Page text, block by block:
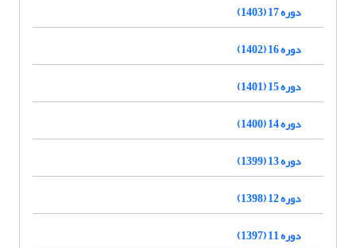
دوره 17 (1403)
دوره 16 (1402)
دوره 15 (1401)
دوره 14 (1400)
دوره 13 (1399)
دوره 12 (1398)
دوره 11 (1397)